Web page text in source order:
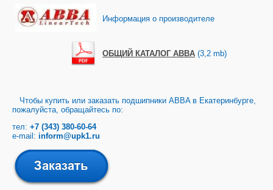
Информация о производителе
ОБЩИЙ КАТАЛОГ ABBA (3,2 mb)
Чтобы купить или заказать подшипники ABBA в Екатеринбурге,
пожалуйста, обращайтесь по:
тел: +7 (343) 380-60-64
e-mail: inform@upk1.ru